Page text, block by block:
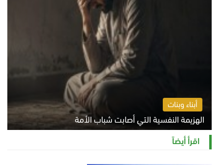
أبناء وبنات
الهزيمة النفسية التي أصابت شباب الأمة
الخميس 6 أغسطس 2026 11:12 ص
اقرأ أيضاً